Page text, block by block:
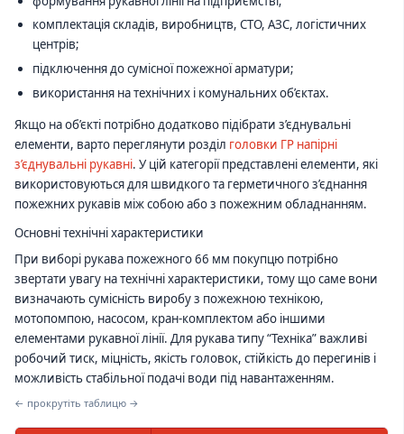
комплектація складів, виробництв, СТО, АЗС, логістичних
центрів;
підключення до сумісної пожежної арматури;
використання на технічних і комунальних об’єктах.
Якщо на об’єкті потрібно додатково підібрати з’єднувальні
елементи, варто переглянути розділ головки ГР напірні
з’єднувальні рукавні. У цій категорії представлені елементи, які
використовуються для швидкого та герметичного з’єднання
пожежних рукавів між собою або з пожежним обладнанням.
Основні технічні характеристики
При виборі рукава пожежного 66 мм покупцю потрібно
звертати увагу на технічні характеристики, тому що саме вони
визначають сумісність виробу з пожежною технікою,
мотопомпою, насосом, кран-комплектом або іншими
елементами рукавної лінії. Для рукава типу “Техніка” важливі
робочий тиск, міцність, якість головок, стійкість до перегинів і
можливість стабільної подачі води під навантаженням.
← прокрутіть таблицю →